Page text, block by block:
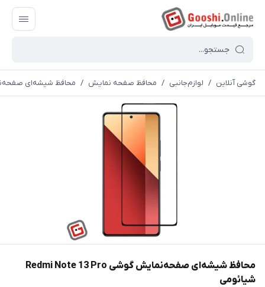
گوشی آنلاین / لوازم‌جانبی / محافظ صفحه نمایش / محافظ شیشه‎‎‎‎‎ای صفحه‎‎‎‎‎نمایش گوشی Redmi Note 13 Pro شیائومی
محافظ شیشه‎‎‎‎‎ای صفحه‎‎‎‎‎نمایش گوشی Redmi Note 13 Pro
شیائومی